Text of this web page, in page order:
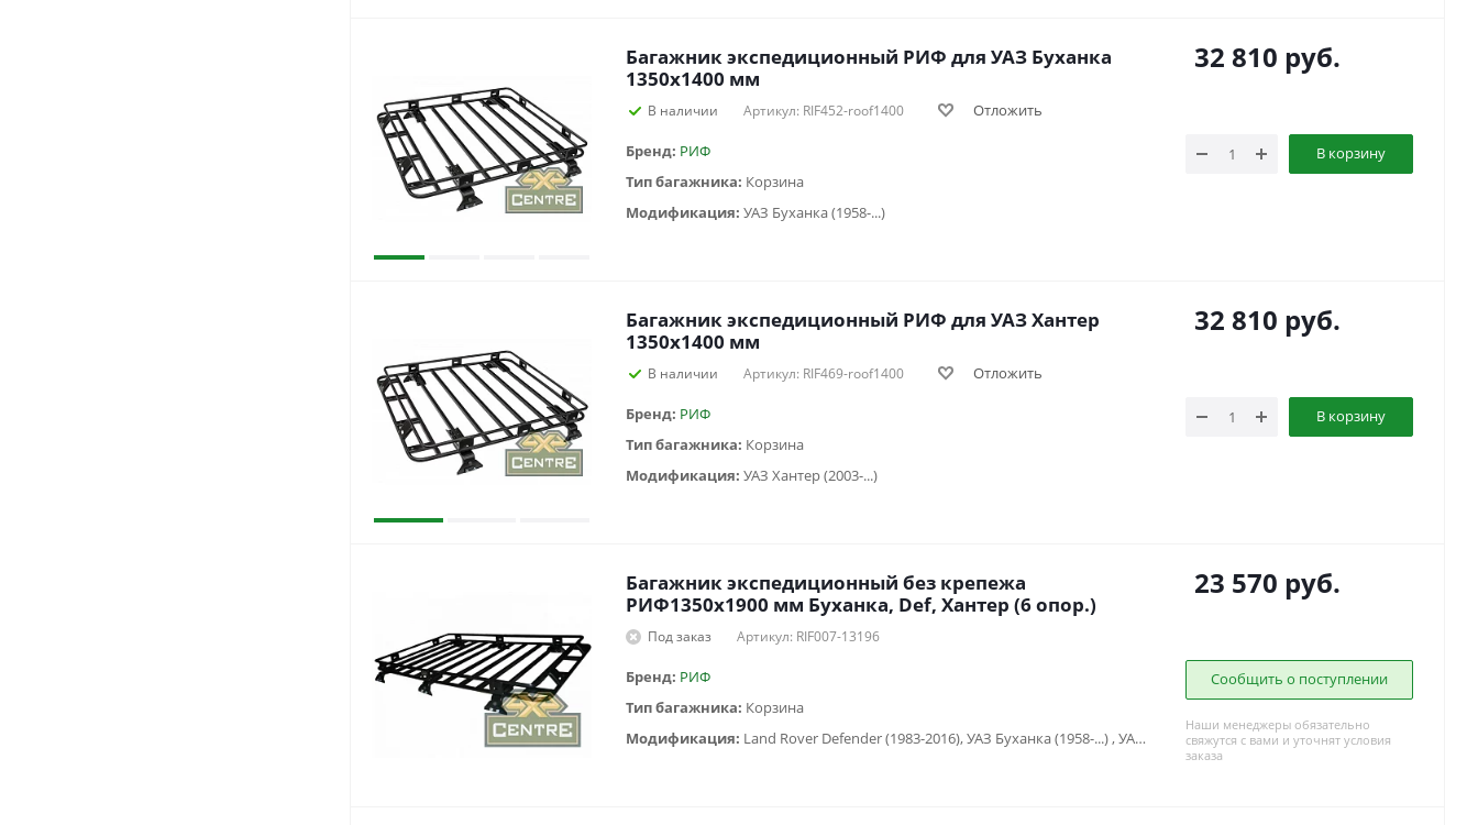
Багажник экспедиционный РИФ для УАЗ Буханка
1350x1400 мм
В наличии Артикул: RIF452-roof1400 Отложить
Бренд: РИФ
Тип багажника: Корзина
Модификация: УАЗ Буханка (1958-...)
32 810 руб.
В корзину
Багажник экспедиционный РИФ для УАЗ Хантер
1350x1400 мм
В наличии Артикул: RIF469-roof1400 Отложить
Бренд: РИФ
Тип багажника: Корзина
Модификация: УАЗ Хантер (2003-...)
32 810 руб.
В корзину
Багажник экспедиционный без крепежа
РИФ1350х1900 мм Буханка, Def, Хантер (6 опор.)
Под заказ Артикул: RIF007-13196
Бренд: РИФ
Тип багажника: Корзина
Модификация:
Land Rover Defender (1983-2016), УАЗ Буханка (1958-...) , УАЗ Хантер (2003-...)
23 570 руб.
Сообщить о поступлении
Наши менеджеры обязательно
свяжутся с вами и уточнят условия
заказа